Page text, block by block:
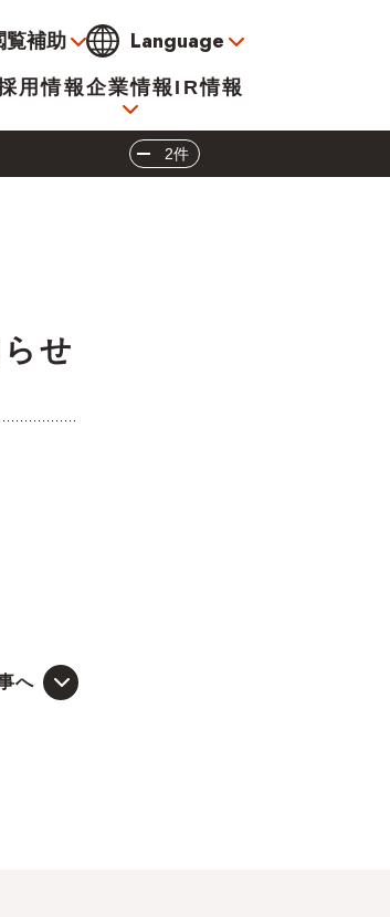
覧補助
青 黄
小
Language
用情報企業情報
ついて
事業社募集
IR情報
2件
せ
へ